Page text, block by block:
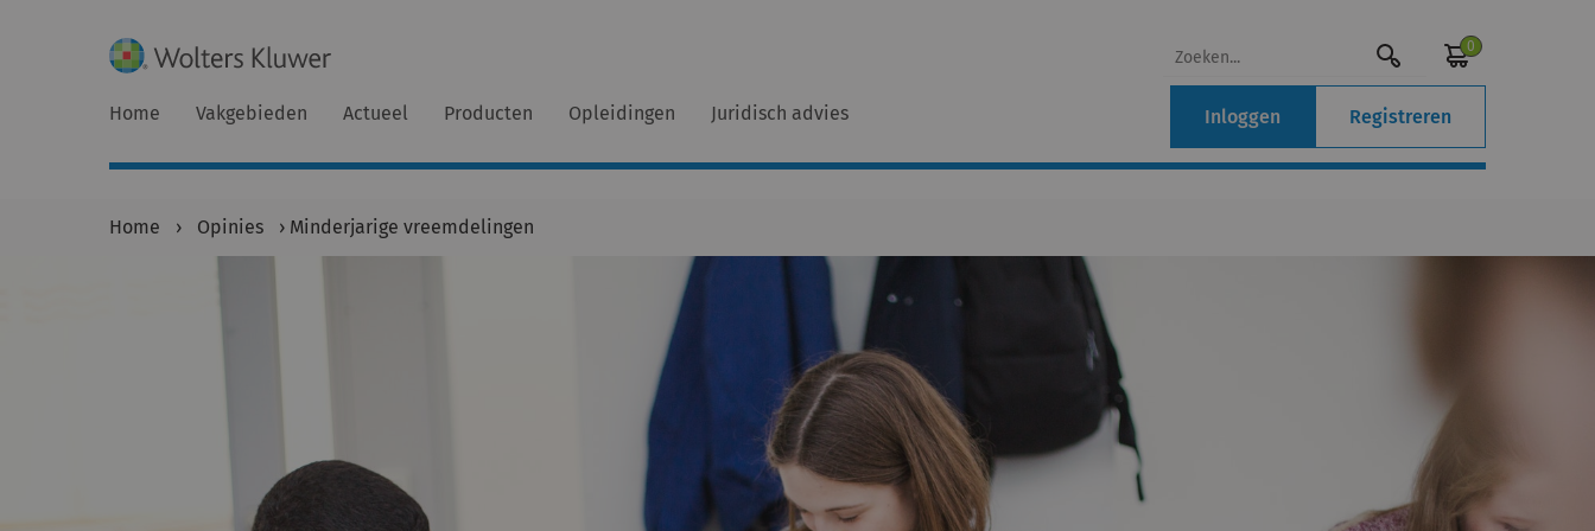
0
Home Vakgebieden Actueel Producten Opleidingen Juridisch advies Inloggen Registreren
Home › Opinies › Minderjarige vreemdelingen